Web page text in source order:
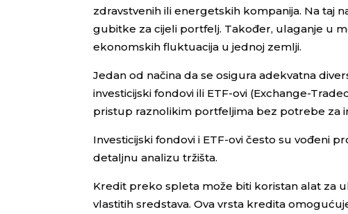
zdravstvenih ili energetskih kompanija. Na taj
gubitke za cijeli portfelj. Također, ulaganje u
ekonomskih fluktuacija u jednoj zemlji.
Jedan od načina da se osigura adekvatna
investicijski fondovi ili ETF-ovi (Exchange-
pristup raznolikim portfeljima bez potrebe za
Investicijski fondovi i ETF-ovi često su vođeni
detaljnu analizu tržišta.
Kredit preko spleta može biti koristan alat za
vlastitih sredstava. Ova vrsta kredita